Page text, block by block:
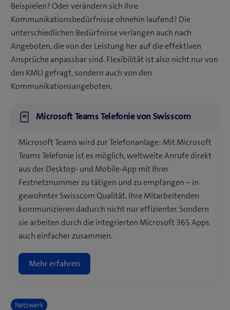
Beispielen? Oder verändern sich Ihre
Kommunikationsbedürfnisse ohnehin laufend? Die
unterschiedlichen Bedürfnisse verlangen auch nach
Angeboten, die von der Leistung her auf die effektiven
Ansprüche anpassbar sind. Flexibilität ist also nicht nur von
den KMU gefragt, sondern auch von den
Kommunikationsangeboten.
Microsoft Teams Telefonie von Swisscom
Microsoft Teams wird zur Telefonanlage: Mit Microsoft
Teams Telefonie ist es möglich, weltweite Anrufe direkt
aus der Desktop- und Mobile-App mit Ihrer
Festnetznummer zu tätigen und zu empfangen – in
gewohnter Swisscom Qualität. Ihre Mitarbeitenden
kommunizieren dadurch nicht nur effizienter. Sondern
sie arbeiten durch die integrierten Microsoft 365 Apps
auch einfacher zusammen.
Mehr erfahren
Netzwerk